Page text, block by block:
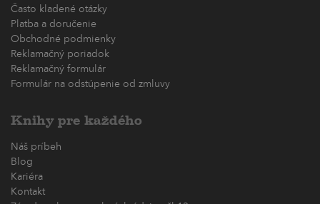
Často kladené otázky
Platba a doručenie
Obchodné podmienky
Reklamačný poriadok
Reklamačný formulár
Formulár na odstúpenie od zmluvy
Knihy pre každého
Náš príbeh
Blog
Kariéra
Kontakt